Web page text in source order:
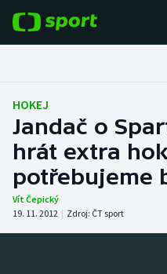
Fotbal
Hokej
Tenis
Atletika
HOKEJ
Jandač o
hrát extra
potřebujeme
Vít Čepický
19. 11. 2012 | Zdroj: ČT sport